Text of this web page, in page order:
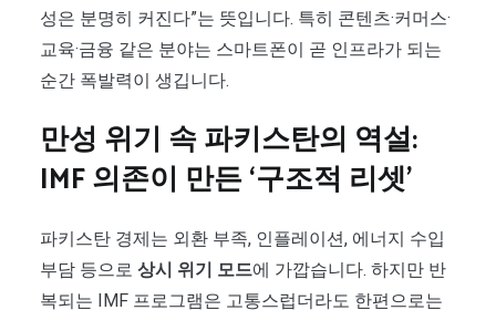
성은 분명히 커진다”는 뜻입니다. 특히 콘텐츠·커머스·
교육·금융 같은 분야는 스마트폰이 곧 인프라가 되는
순간 폭발력이 생깁니다.
만성 위기 속 파키스탄의 역설:
IMF 의존이 만든 ‘구조적 리셋’
파키스탄 경제는 외환 부족, 인플레이션, 에너지 수입
부담 등으로 상시 위기 모드에 가깝습니다. 하지만 반
복되는 IMF 프로그램은 고통스럽더라도 한편으로는